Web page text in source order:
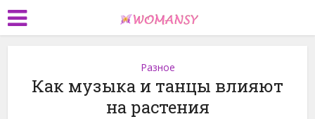
Разное
Как музыка и танцы влияют
на растения